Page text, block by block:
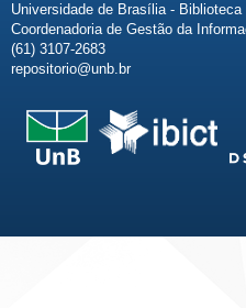
Universidade de Brasília - Biblioteca
Coordenadoria de Gestão da
(61) 3107-2683
repositorio@unb.br